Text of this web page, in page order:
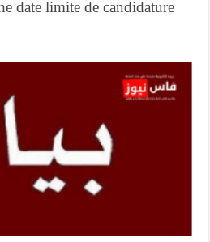
date limite de candidature